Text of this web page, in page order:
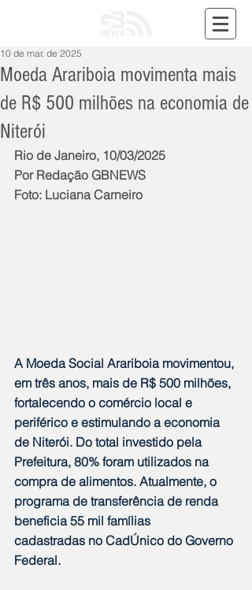
Moeda Arariboia movimenta mais
de R$ 500 milhões na economia de
Niterói
10 de mar. de 2025
Rio de Janeiro, 10/03/2025
Por Redação GBNEWS
Foto: Luciana Carneiro
A Moeda Social Arariboia movimentou,
em três anos, mais de R$ 500 milhões,
fortalecendo o comércio local e
periférico e estimulando a economia
de Niterói. Do total investido pela
Prefeitura, 80% foram utilizados na
compra de alimentos. Atualmente, o
programa de transferência de renda
beneficia 55 mil famílias
cadastradas no CadÚnico do Governo
Federal.